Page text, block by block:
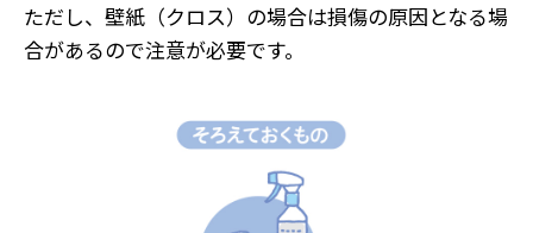
ただし、壁紙（クロス）の場合は損傷の原因となる場
合があるので注意が必要です。